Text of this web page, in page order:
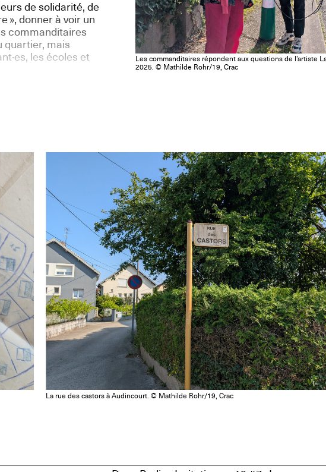
de solidarité, de
», donner à voir un
commanditaires
quartier, mais
les écoles et
Les commanditaires répondent aux questions de l’artiste
2025. © Mathilde Rohr/19, Crac
La rue des castors à Audincourt. © Mathilde Rohr/19, Crac